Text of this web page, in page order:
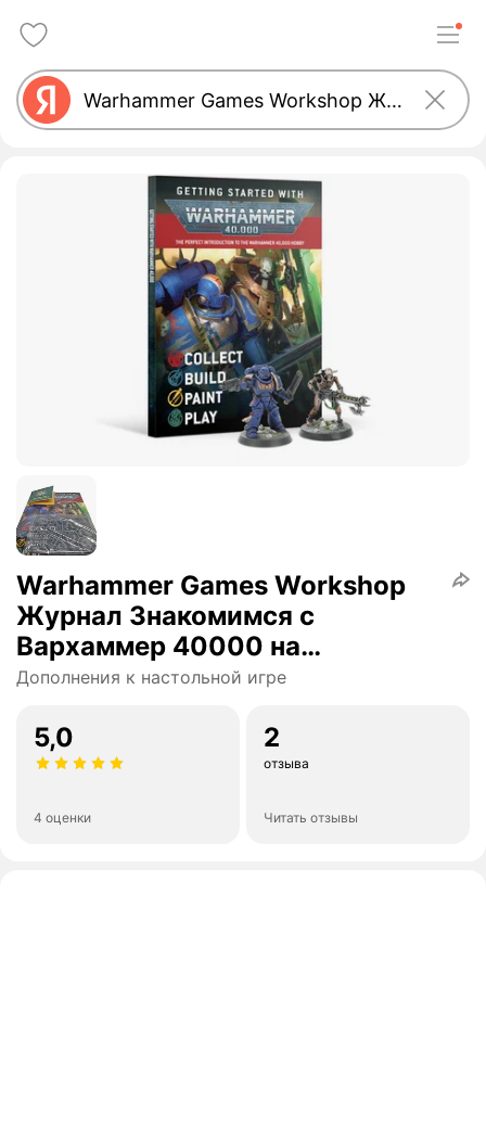
Warhammer Games Workshop
Журнал Знакомимся с
Вархаммер 40000 на
английском языке
Дополнения к настольной игре
5,0
4 оценки
2
отзыва
Читать отзывы